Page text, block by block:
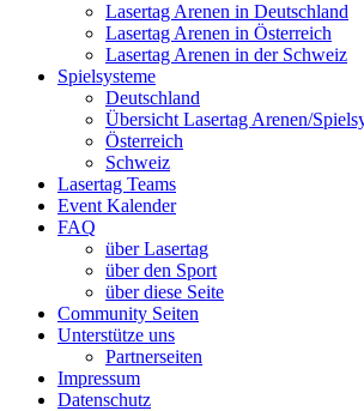
Lasertag Arenen in Deutschland
Lasertag Arenen in Österreich
Lasertag Arenen in der Schweiz
Spielsysteme
Deutschland
Übersicht Lasertag Arenen/
Österreich
Schweiz
Lasertag Teams
Event Kalender
FAQ
über Lasertag
über den Sport
über diese Seite
Community Seiten
Unterstütze uns
Partnerseiten
Impressum
Datenschutz